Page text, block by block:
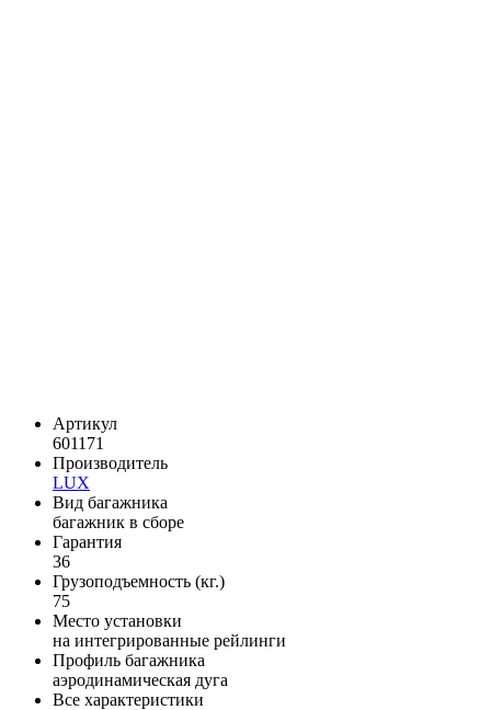
Артикул
601171
Производитель
LUX
Вид багажника
багажник в сборе
Гарантия
36
Грузоподъемность (кг.)
75
Место установки
на интегрированные рейлинги
Профиль багажника
аэродинамическая дуга
Все характеристики